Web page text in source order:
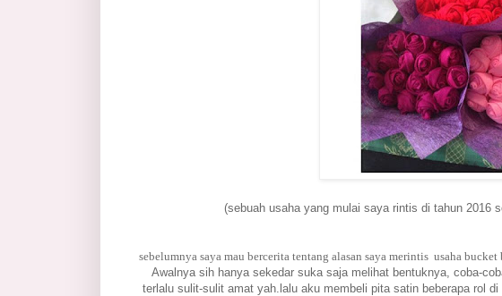
(sebuah usaha yang mulai saya rintis di tahun 2016
sebelumnya saya mau bercerita tentang alasan saya merintis usaha bucket
Awalnya sih hanya sekedar suka saja melihat bentuknya, coba-
terlalu sulit-sulit amat yah.lalu aku membeli pita satin beberapa rol